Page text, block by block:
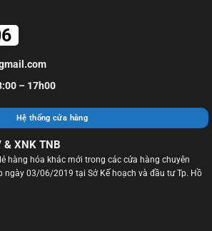
– 17h00
Hệ thống cửa hàng
& XNK TNB
hàng hóa khác mới trong các cửa hàng chuyên
ngày 03/06/2019 tại Sở Kế hoạch và đầu tư Tp. Hồ